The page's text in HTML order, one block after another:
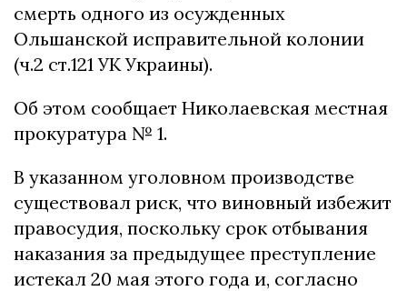
смерть одного из осужденных
Ольшанской исправительной колонии
(ч.2 ст.121 УК Украины).
Об этом сообщает Николаевская местная
прокуратура № 1.
В указанном уголовном производстве
существовал риск, что виновный избежит
правосудия, поскольку срок отбывания
наказания за предыдущее преступление
истекал 20 мая этого года и, согласно